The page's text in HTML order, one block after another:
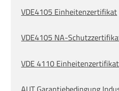
VDE4105 Einheitenzertifikat
VDE4105 NA-
VDE 4110 Einheitenzertifikat